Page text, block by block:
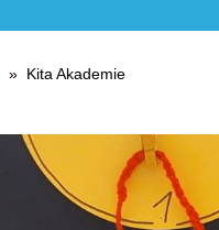
Kita Akademie